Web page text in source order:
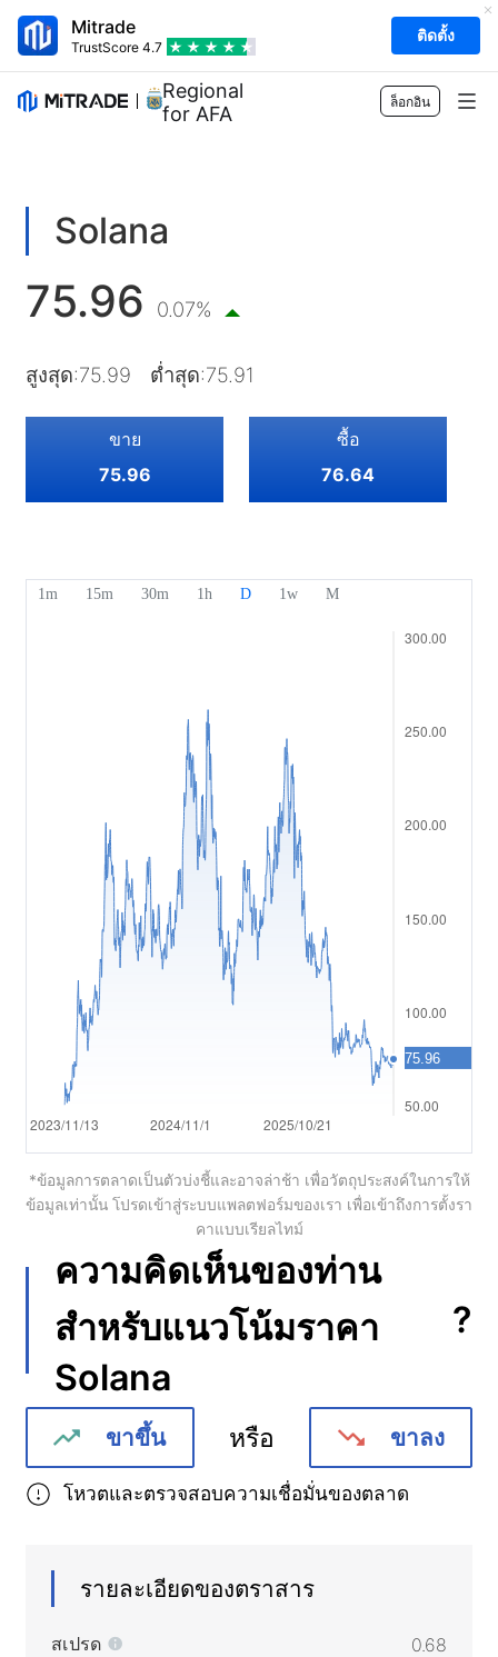
Mitrade
TrustScore 4.7
ติดตั้ง
Regional Sponsor
for AFA
ล็อกอิน
สินค้าโภคภัณฑ์
หุ้น
ETF
การเทรด
แพลตฟอร์มของเรา
ข้อกำหนดของสัญญาซื้อขาย
ค่าธรรมเนียม
เครื่องมือทางการตลาด
ข้อมูลของตลาด
การคาดการณ์
การศึกษา
มุมมองการลงทุน
รางวัลของเรา
การป้องกันเงินทุนของลูกค้า
ศูนย์ช่วยเหลือ
Bahasa Melayu
Português (Brasil)
Português
Deutsch
Français
Italiano
Solana
75.96 0.07%
สูงสุด:75.99 ต่ำสุด:75.91
ขาย
75.96
ซื้อ
76.64
*ข้อมูลการตลาดเป็นตัวบ่งชี้และอาจล่าช้า เพื่อวัตถุประสงค์ในการให้
ข้อมูลเท่านั้น โปรดเข้าสู่ระบบแพลตฟอร์มของเรา เพื่อเข้าถึงการตั้งรา
คาแบบเรียลไทม์
ความคิดเห็นของท่าน
สำหรับแนวโน้มราคา
Solana
?
ขาขึ้น หรือ ขาลง
โหวตและตรวจสอบความเชื่อมั่นของตลาด
รายละเอียดของตราสาร
สเปรด 0.68